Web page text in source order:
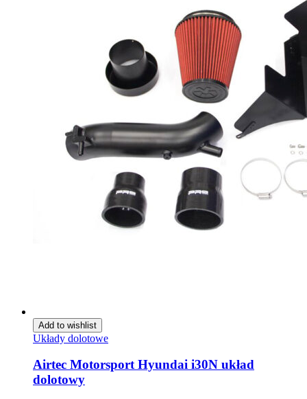
Add to wishlist
Układy dolotowe
Airtec Motorsport Hyundai i30N układ
dolotowy